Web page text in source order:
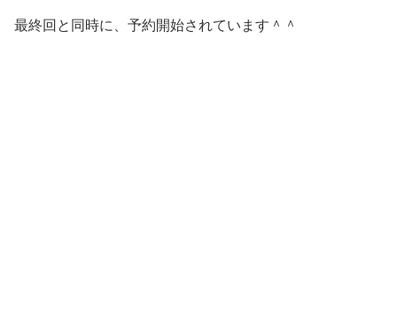
最終回と同時に、予約開始されています＾＾